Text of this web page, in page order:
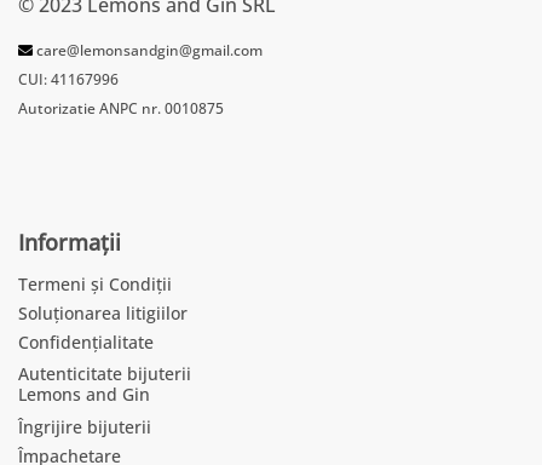
care@lemonsandgin@gmail.com
CUI: 41167996
Autorizatie ANPC nr. 0010875
Informații
Termeni și Condiții
Soluționarea litigiilor
Confidențialitate
Autenticitate bijuterii
Lemons and Gin
Îngrijire bijuterii
Împachetare